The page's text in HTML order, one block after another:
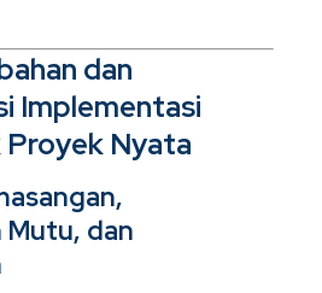
dan
Implementasi
Proyek Nyata
Mutu, dan